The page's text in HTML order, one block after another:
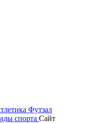
Футзал
спорта Сайт